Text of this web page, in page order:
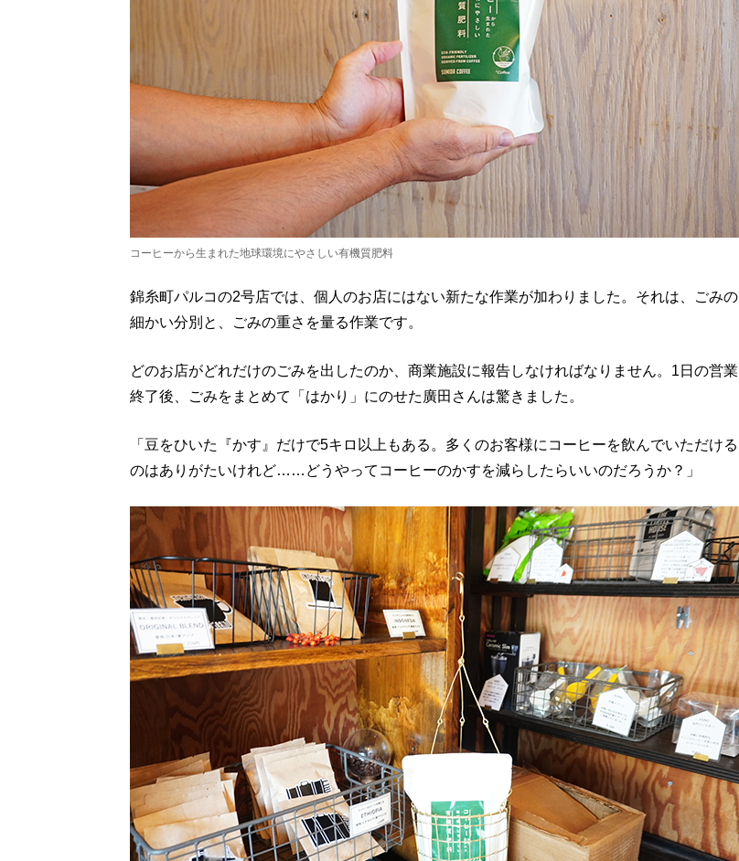
コーヒーから生まれた地球環境にやさしい有機質肥料
錦糸町パルコの2号店では、個人のお店にはない新たな作業が加わりました。それは、ごみの
細かい分別と、ごみの重さを量る作業です。
どのお店がどれだけのごみを出したのか、商業施設に報告しなければなりません。1日の営業
終了後、ごみをまとめて「はかり」にのせた廣田さんは驚きました。
「豆をひいた『かす』だけで5キロ以上もある。多くのお客様にコーヒーを飲んでいただける
のはありがたいけれど……どうやってコーヒーのかすを減らしたらいいのだろうか？」